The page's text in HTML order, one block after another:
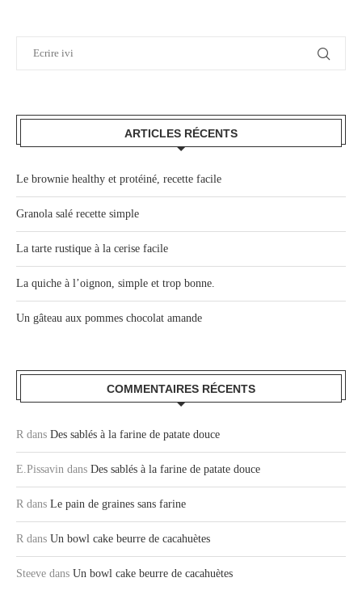
ARTICLES RÉCENTS
Le brownie healthy et protéiné, recette facile
Granola salé recette simple
La tarte rustique à la cerise facile
La quiche à l’oignon, simple et trop bonne.
Un gâteau aux pommes chocolat amande
COMMENTAIRES RÉCENTS
R dans Des sablés à la farine de patate douce
E.Pissavin dans Des sablés à la farine de patate douce
R dans Le pain de graines sans farine
R dans Un bowl cake beurre de cacahuètes
Steeve dans Un bowl cake beurre de cacahuètes